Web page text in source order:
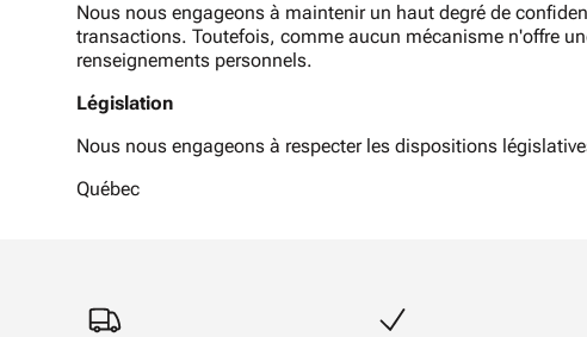
Nous nous engageons à maintenir un haut degré de
transactions. Toutefois, comme aucun mécanisme n'offre
renseignements personnels.
Législation
Nous nous engageons à respecter les dispositions
Québec